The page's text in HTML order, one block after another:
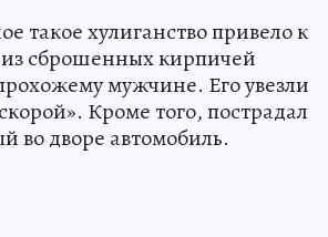
такое хулиганство привело к
сброшенных кирпичей
мужчине. Его увезли
Кроме того, пострадал
во дворе автомобиль.